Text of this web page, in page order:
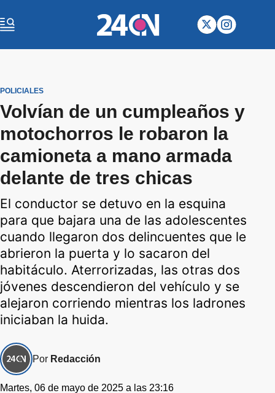
POLICIALES
Volvían de un cumpleaños y
motochorros le robaron la
camioneta a mano armada
delante de tres chicas
El conductor se detuvo en la esquina
para que bajara una de las adolescentes
cuando llegaron dos delincuentes que le
abrieron la puerta y lo sacaron del
habitáculo. Aterrorizadas, las otras dos
jóvenes descendieron del vehículo y se
alejaron corriendo mientras los ladrones
iniciaban la huida.
Por Redacción
Martes, 06 de mayo de 2025 a las 23:16